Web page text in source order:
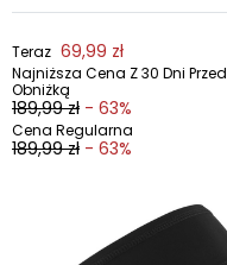
Teraz 69,99 zł
Najniższa Cena Z 30 Dni Przed
Obniżką
189,99 zł - 63%
Cena Regularna
189,99 zł - 63%